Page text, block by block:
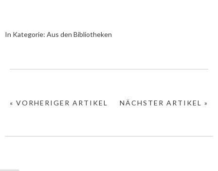
In Kategorie: Aus den Bibliotheken
NÄCHSTER ARTIKEL »
« VORHERIGER ARTIKEL